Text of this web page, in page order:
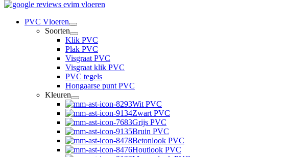
PVC Vloeren
Soorten
Klik PVC
Plak PVC
Visgraat PVC
Visgraat klik PVC
PVC tegels
Hongaarse punt PVC
Kleuren
Wit PVC
Zwart PVC
Grijs PVC
Bruin PVC
Betonlook PVC
Houtlook PVC